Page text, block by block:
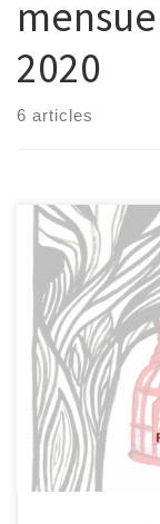
2020
6 articles
La bibliothèque
d’ateliers
le printemps tant
programme :
écritures au pluriel.
Molinghen